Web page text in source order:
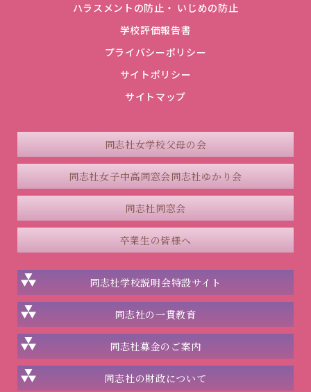
ハラスメントの防止・ いじめの防止
学校評価報告書
プライバシーポリシー
サイトポリシー
サイトマップ
同志社女学校父母の会
同志社女子中高同窓会同志社ゆかり会
同志社同窓会
卒業生の皆様へ
同志社学校説明会特設サイト
同志社の一貫教育
同志社募金のご案内
同志社の財政について